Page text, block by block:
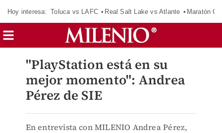
Hoy interesa: Toluca vs LAFC Real Salt Lake vs Atlante Maratón
"PlayStation está en su
mejor momento": Andrea
Pérez de SIE
En entrevista con MILENIO Andrea Pérez,